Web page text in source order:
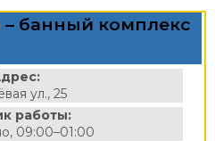
– банный комплекс
ул., 25
работы:
09:00–01:00